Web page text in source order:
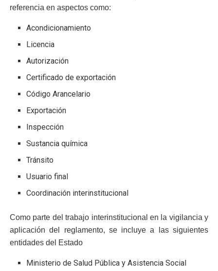
referencia en aspectos como:
Acondicionamiento
Licencia
Autorización
Certificado de exportación
Código Arancelario
Exportación
Inspección
Sustancia química
Tránsito
Usuario final
Coordinación interinstitucional
Como parte del trabajo interinstitucional en la vigilancia y
aplicación del reglamento, se incluye a las siguientes
entidades del Estado
Ministerio de Salud Pública y Asistencia Social